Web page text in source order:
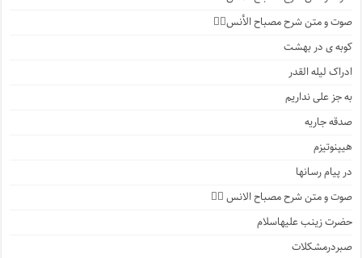
صوت و متن شرح مصباح الأنس۶️⃣
کوبه ی در بهشت
ادراک لیله القدر
به جز علی نداریم
صدقه جاریه
هیپنوتیزم
در پیام رسانها
صوت و متن شرح مصباح الانس ۵️⃣
حضرت زینب علیهاسلام
صبردرمشکلات